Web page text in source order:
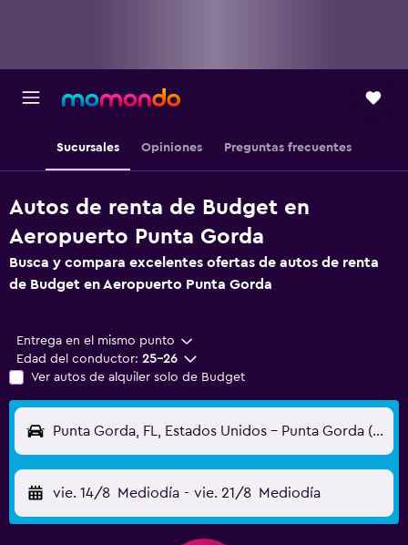
Sucursales Opiniones Preguntas frecuentes
Autos de renta de Budget en
Aeropuerto Punta Gorda
Busca y compara excelentes ofertas de autos de renta
de Budget en Aeropuerto Punta Gorda
Entrega en el mismo punto
Edad del conductor: 25-26
Ver autos de alquiler solo de Budget
Punta Gorda, FL, Estados Unidos - Punta Gorda (PGD)
vie. 14/8 Mediodía - vie. 21/8 Mediodía